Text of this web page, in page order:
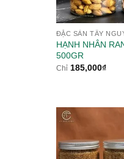
ĐẶC SẢN TÂY
HẠNH NHÂN
500GR
Chỉ 185,000₫